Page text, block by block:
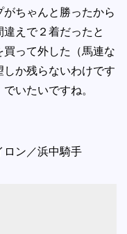
ちゃんと勝ったから
違えで２着だったと
って外した（馬連な
か残らないわけです
いたいですね。
ロン／浜中騎手